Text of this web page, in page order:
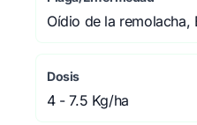
Oídio de la remolacha,
Dosis
4 - 7.5 Kg/ha